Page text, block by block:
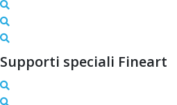
Supporti speciali Fineart